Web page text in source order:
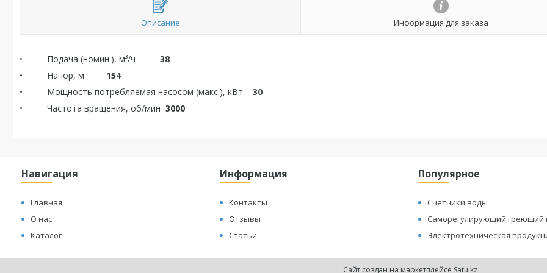
Описание Информация для заказа
• Подача (номин.), м³/ч 38
• Напор, м 154
• Мощность потребляемая насосом (макс.), кВт 30
• Частота вращения, об/мин 3000
Навигация
Главная
О нас
Каталог
Информация
Контакты
Отзывы
Статьи
Популярное
Счетчики воды
Саморегулирующий греющий
Электротехническая
Сайт создан на маркетплейсе Satu.kz